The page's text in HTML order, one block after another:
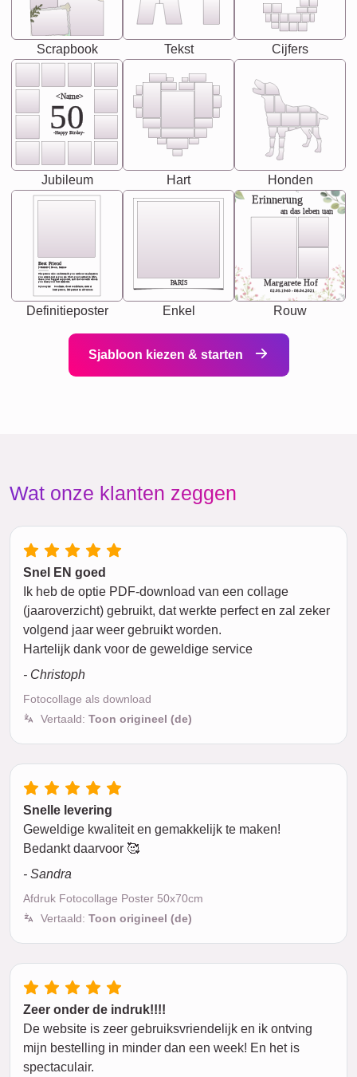
Scrapbook Tekst Cijfers
<Name>
50
-Happy Birday-
Jubileum Hart Honden
Best Friend
[<NAME>] Noun, feminie
Synonyms: Soulmate, closet confidante, sister at
heart person, life partner in adventure.
The person who understands you without explanation
you accepts just as you are. She's your partner in life's,
chaos your biggest supporter, and the one with whom
you share your best memories.
Definitieposter
PARIS
Enkel
Erinnerung
an das leben uan
Margarete Hof
02.05.1940 - 08.04.2021
Rouw
Sjabloon kiezen & starten
Wat onze klanten zeggen
Snel EN goed
Ik heb de optie PDF-download van een collage
(jaaroverzicht) gebruikt, dat werkte perfect en zal zeker
volgend jaar weer gebruikt worden.
Hartelijk dank voor de geweldige service
- Christoph
Fotocollage als download
Vertaald: Toon origineel (de)
Snelle levering
Geweldige kwaliteit en gemakkelijk te maken!
Bedankt daarvoor 🥰
- Sandra
Afdruk Fotocollage Poster 50x70cm
Vertaald: Toon origineel (de)
Zeer onder de indruk!!!!
De website is zeer gebruiksvriendelijk en ik ontving
mijn bestelling in minder dan een week! En het is
spectaculair.